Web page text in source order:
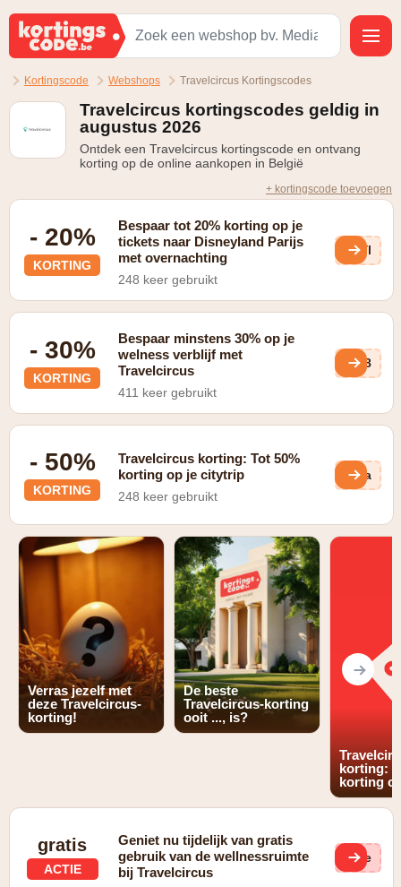
Kortingscode Webshops Travelcircus Kortingscodes
Travelcircus kortingscodes geldig in
augustus 2026
Ontdek een Travelcircus kortingscode en ontvang
korting op de online aankopen in België
+ kortingscode toevoegen
- 20%
KORTING
Bespaar tot 20% korting op je
tickets naar Disneyland Parijs
met overnachting
248 keer gebruikt
LYl
- 30%
KORTING
Bespaar minstens 30% op je
welness verblijf met
Travelcircus
411 keer gebruikt
tp8
- 50%
KORTING
Travelcircus korting: Tot 50%
korting op je citytrip
248 keer gebruikt
tGa
Verras jezelf met
deze Travelcircus-
korting!
De beste
Travelcircus-korting
ooit ..., is?
korting:
korting
gratis
ACTIE
Geniet nu tijdelijk van gratis
gebruik van de wellnessruimte
bij Travelcircus
(ge